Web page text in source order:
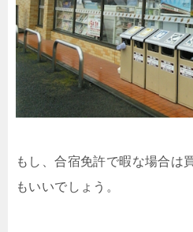
もし、合宿免許で暇な場合は
もいいでしょう。